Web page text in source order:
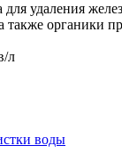
удаления
также органики
л
воды